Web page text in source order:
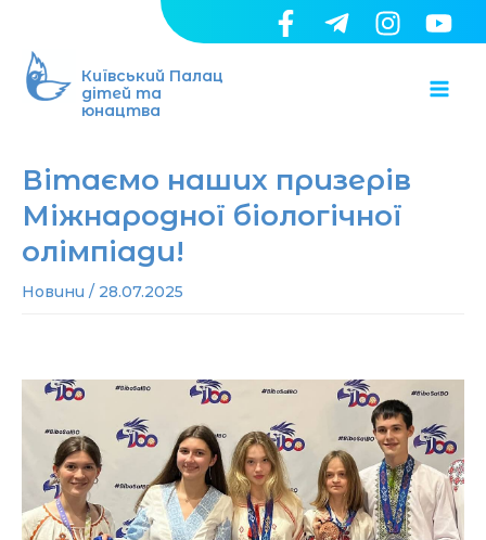
вмісту
Київський Палац
дітей та
юнацтва
Вітаємо наших призерів
Міжнародної біологічної
олімпіади!
Новини / 28.07.2025